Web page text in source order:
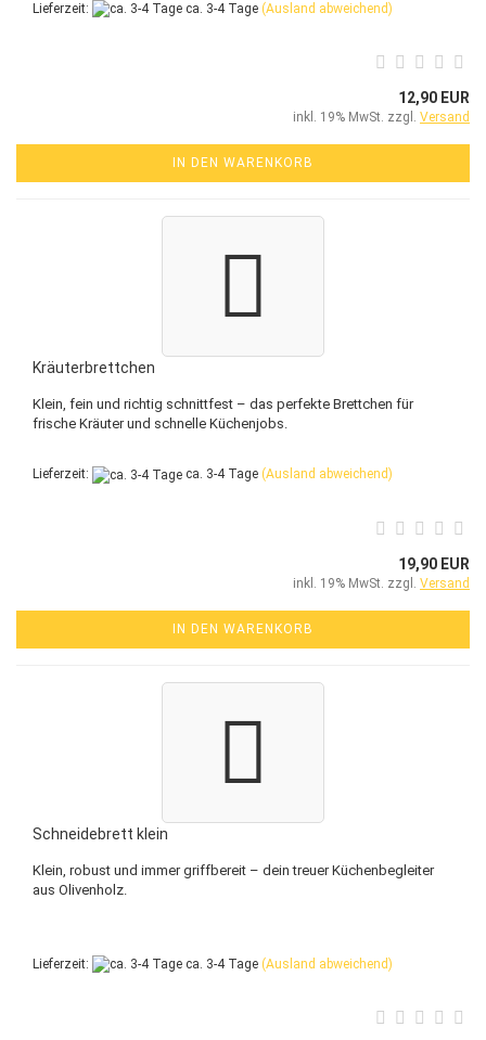
Lieferzeit: ca. 3-4 Tage (Ausland abweichend)
12,90 EUR
inkl. 19% MwSt. zzgl. Versand
IN DEN WARENKORB
Kräuterbrettchen
Klein, fein und richtig schnittfest – das perfekte Brettchen für
frische Kräuter und schnelle Küchenjobs.
Lieferzeit: ca. 3-4 Tage (Ausland abweichend)
19,90 EUR
inkl. 19% MwSt. zzgl. Versand
IN DEN WARENKORB
Schneidebrett klein
Klein, robust und immer griffbereit – dein treuer Küchenbegleiter
aus Olivenholz.
Lieferzeit: ca. 3-4 Tage (Ausland abweichend)